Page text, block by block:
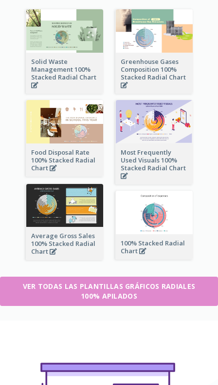
Solid Waste
Management 100%
Stacked Radial Chart
Greenhouse Gases
Composition 100%
Stacked Radial Chart
Food Disposal Rate
100% Stacked Radial
Chart
Most Frequently
Used Visuals 100%
Stacked Radial Chart
Average Gross Sales
100% Stacked Radial
Chart
100% Stacked Radial
Chart
VER TODAS LAS PLANTILLAS GRÁFICOS RADIALES
100% APILADOS